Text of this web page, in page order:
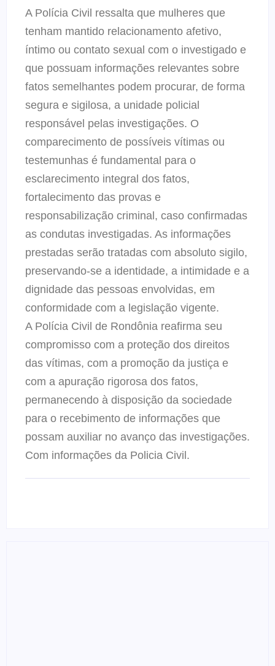
A Polícia Civil ressalta que mulheres que
tenham mantido relacionamento afetivo,
íntimo ou contato sexual com o investigado e
que possuam informações relevantes sobre
fatos semelhantes podem procurar, de forma
segura e sigilosa, a unidade policial
responsável pelas investigações. O
comparecimento de possíveis vítimas ou
testemunhas é fundamental para o
esclarecimento integral dos fatos,
fortalecimento das provas e
responsabilização criminal, caso confirmadas
as condutas investigadas. As informações
prestadas serão tratadas com absoluto sigilo,
preservando-se a identidade, a intimidade e a
dignidade das pessoas envolvidas, em
conformidade com a legislação vigente.
A Polícia Civil de Rondônia reafirma seu
compromisso com a proteção dos direitos
das vítimas, com a promoção da justiça e
com a apuração rigorosa dos fatos,
permanecendo à disposição da sociedade
para o recebimento de informações que
possam auxiliar no avanço das investigações.
Com informações da Policia Civil.